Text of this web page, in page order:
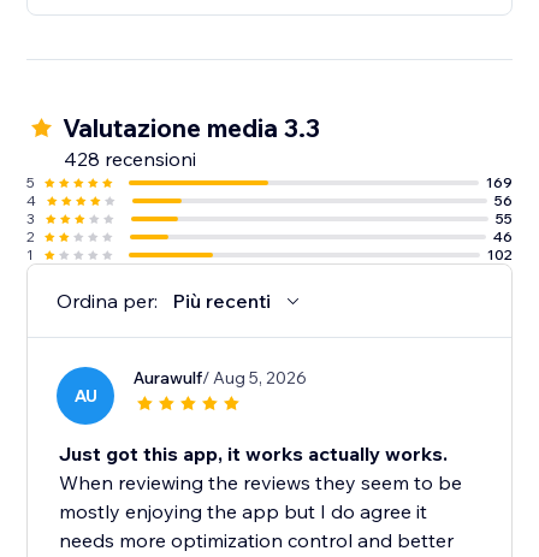
Valutazione media 3.3
428 recensioni
5
169
4
56
3
55
2
46
1
102
Ordina per: Più recenti
AU
Aurawulf/ Aug 5, 2026
Just got this app, it works actually works.
When reviewing the reviews they seem to be
mostly enjoying the app but I do agree it
needs more optimization control and better